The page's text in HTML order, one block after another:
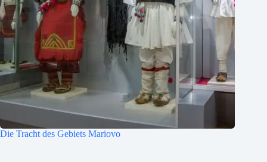
Die Tracht des Gebiets Mariovo